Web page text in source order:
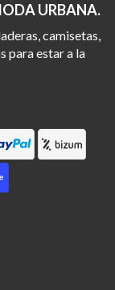
URBANA.
camisetas,
para estar a la